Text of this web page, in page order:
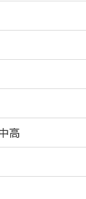
高